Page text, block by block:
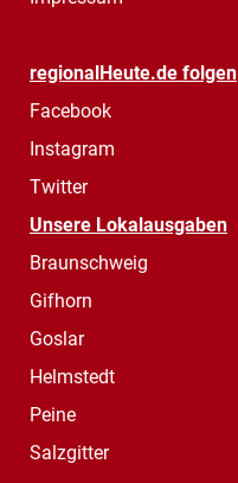
regionalHeute.de folgen
Facebook
Instagram
Twitter
Unsere Lokalausgaben
Braunschweig
Gifhorn
Goslar
Helmstedt
Peine
Salzgitter